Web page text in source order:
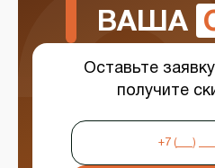
ВАША
Оставьте
получите